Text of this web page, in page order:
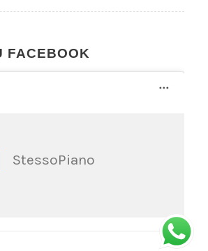
FACEBOOK
StessoPiano